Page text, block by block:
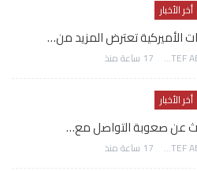
أخر الأخبار
الأميركية تعترض المزيد من…
AWATEF ABDELHAMED 17 ساعة منذ
أخر الأخبار
عن صعوبة التواصل مع…
AWATEF ABDELHAMED 17 ساعة منذ